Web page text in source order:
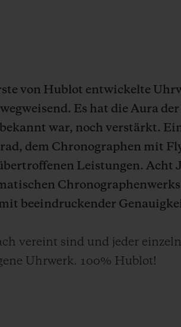
von Hublot entwickelte
Es hat die Aura
war, noch verstärkt.
dem Chronographen mit
Leistungen. Acht
beeindruckender
vereint sind und jeder
Uhrwerk. 100% Hublot!